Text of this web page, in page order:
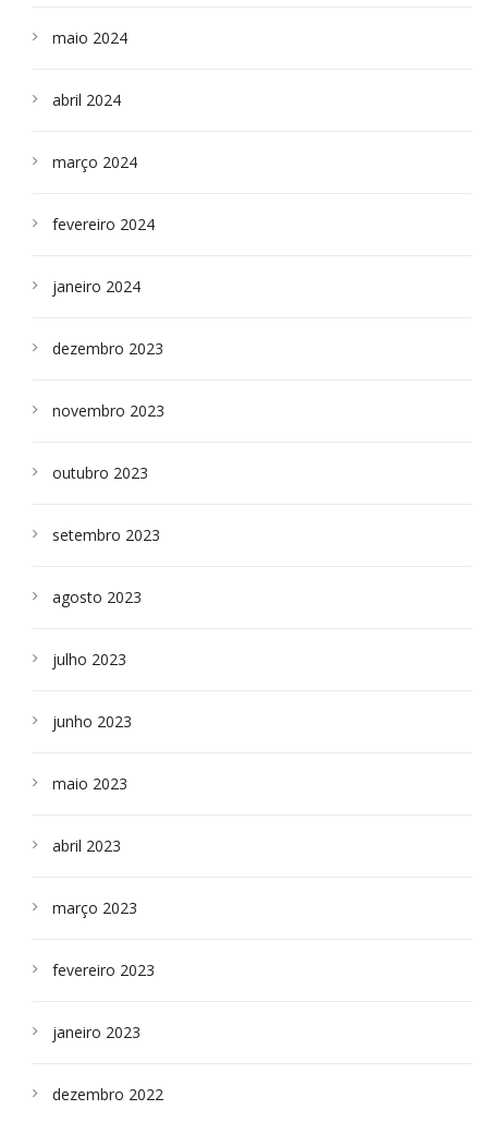
maio 2024
abril 2024
março 2024
fevereiro 2024
janeiro 2024
dezembro 2023
novembro 2023
outubro 2023
setembro 2023
agosto 2023
julho 2023
junho 2023
maio 2023
abril 2023
março 2023
fevereiro 2023
janeiro 2023
dezembro 2022